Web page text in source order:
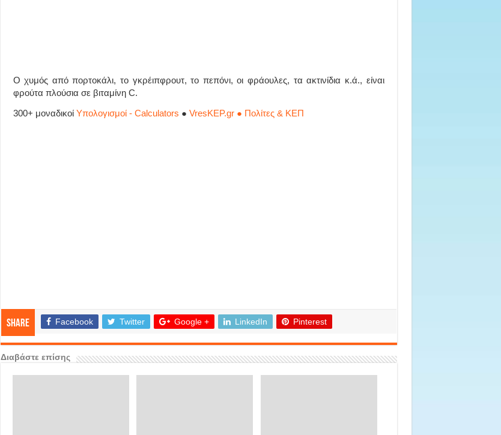
Ο χυμός από πορτοκάλι, το γκρέιπφρουτ, το πεπόνι, οι φράουλες, τα ακτινίδια κ.ά., είναι
φρούτα πλούσια σε βιταμίνη C.
300+ μοναδικοί Υπολογισμοί - Calculators ● VresKEP.gr ● Πολίτες & ΚΕΠ
Share Facebook Twitter Google + LinkedIn Pinterest
Διαβάστε επίσης